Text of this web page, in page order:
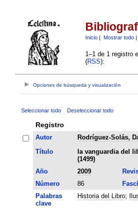
Inicio| Mostrar todo|
1–1 de 1 registro
(RSS):
Opciones de búsqueda y visualización
Seleccionar todo Deseleccionar todo
Registro
Autor
Rodríguez-Solás,
Título
la vanguardia del
(1499)
Año
2009
Número
86
Palabras
clave
Historia del Libro;